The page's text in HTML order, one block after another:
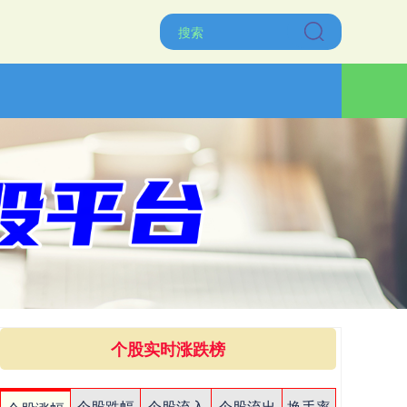
个股实时涨跌榜